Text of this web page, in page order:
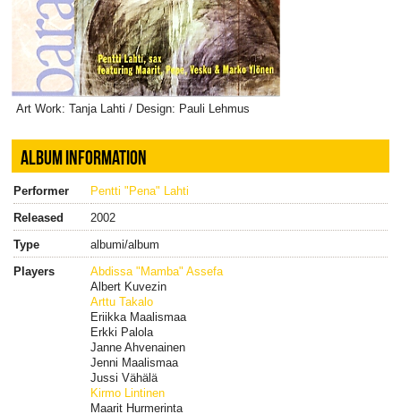
Art Work: Tanja Lahti / Design: Pauli Lehmus
ALBUM INFORMATION
Performer
Pentti "Pena" Lahti
Released
2002
Type
albumi/album
Players
Abdissa "Mamba" Assefa
Albert Kuvezin
Arttu Takalo
Eriikka Maalismaa
Erkki Palola
Janne Ahvenainen
Jenni Maalismaa
Jussi Vähälä
Kirmo Lintinen
Maarit Hurmerinta